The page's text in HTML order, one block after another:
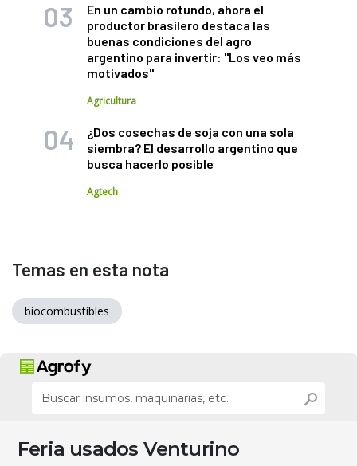
En un cambio rotundo, ahora el
productor brasilero destaca las
buenas condiciones del agro
argentino para invertir: "Los veo más
motivados"
Agricultura
¿Dos cosechas de soja con una sola
siembra? El desarrollo argentino que
busca hacerlo posible
Agtech
Temas en esta nota
biocombustibles
Feria usados Venturino